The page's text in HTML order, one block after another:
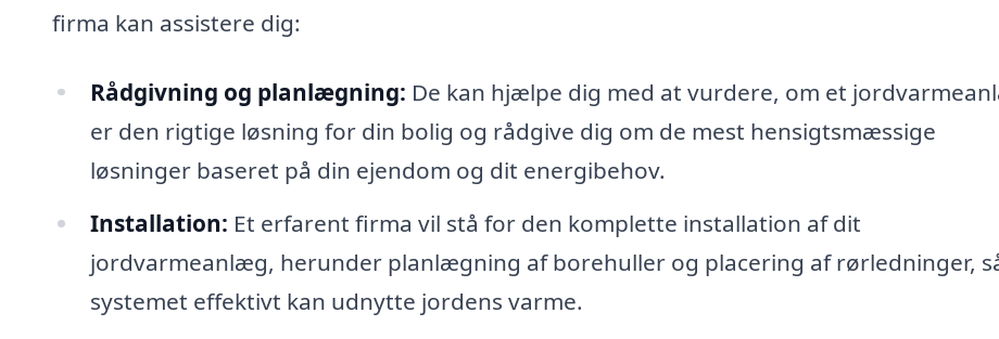
firma kan assistere dig:
Rådgivning og planlægning: De kan hjælpe dig med at vurdere, om et
er den rigtige løsning for din bolig og rådgive dig om de mest hensigtsmæssige
løsninger baseret på din ejendom og dit energibehov.
Installation: Et erfarent firma vil stå for den komplette installation af dit
jordvarmeanlæg, herunder planlægning af borehuller og placering af rørledninger,
systemet effektivt kan udnytte jordens varme.